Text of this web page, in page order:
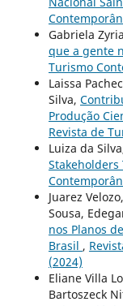
Gabriela
que a gente
Turismo
Laissa
Silva,
Produção
Revista de
Luiza da
Stakeholders
Juarez
Sousa,
nos Planos
Brasil ,
(2024)
Eliane Villa
Bartoszeck